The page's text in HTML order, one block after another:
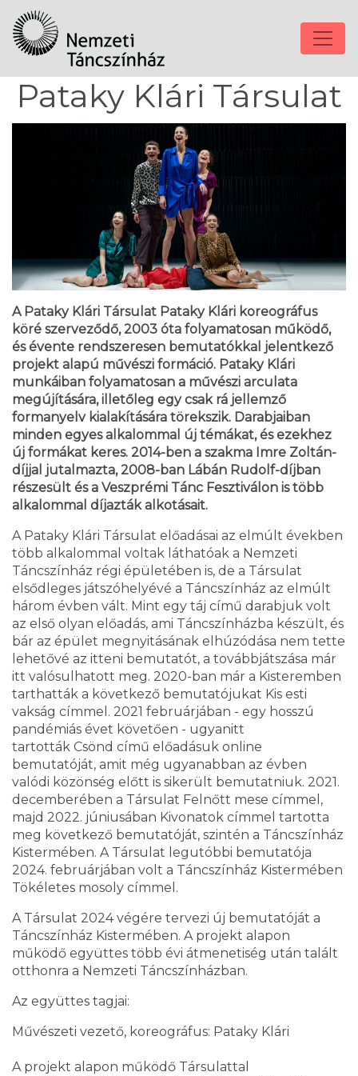
Pataky Klári Társulat
A Pataky Klári Társulat Pataky Klári koreográfus
köré szerveződő, 2003 óta folyamatosan működő,
és évente rendszeresen bemutatókkal jelentkező
projekt alapú művészi formáció. Pataky Klári
munkáiban folyamatosan a művészi arculata
megújítására, illetőleg egy csak rá jellemző
formanyelv kialakítására törekszik. Darabjaiban
minden egyes alkalommal új témákat, és ezekhez
új formákat keres. 2014-ben a szakma Imre Zoltán-
díjjal jutalmazta, 2008-ban Lábán Rudolf-díjban
részesült és a Veszprémi Tánc Fesztiválon is több
alkalommal díjazták alkotásait.
A Pataky Klári Társulat előadásai az elmúlt években
több alkalommal voltak láthatóak a Nemzeti
Táncszínház régi épületében is, de a Társulat
elsődleges játszóhelyévé a Táncszínház az elmúlt
három évben vált. Mint egy táj című darabjuk volt
az első olyan előadás, ami Táncszínházba készült, és
bár az épület megnyitásának elhúzódása nem tette
lehetővé az itteni bemutatót, a továbbjátszása már
itt valósulhatott meg. 2020-ban már a Kisteremben
tarthatták a következő bemutatójukat Kis esti
vakság címmel. 2021 februárjában - egy hosszú
pandémiás évet követően - ugyanitt
tartották Csönd című előadásuk online
bemutatóját, amit még ugyanabban az évben
valódi közönség előtt is sikerült bemutatniuk. 2021.
decemberében a Társulat Felnőtt mese címmel,
majd 2022. júniusában Kivonatok címmel tartotta
meg következő bemutatóját, szintén a Táncszínház
Kistermében. A Társulat legutóbbi bemutatója
2024. februárjában volt a Táncszínház Kistermében
Tökéletes mosoly címmel.
A Társulat 2024 végére tervezi új bemutatóját a
Táncszínház Kistermében. A projekt alapon
működő együttes több évi átmenetiség után talált
otthonra a Nemzeti Táncszínházban.
Az együttes tagjai:
Művészeti vezető, koreográfus: Pataky Klári
A projekt alapon működő Társulattal